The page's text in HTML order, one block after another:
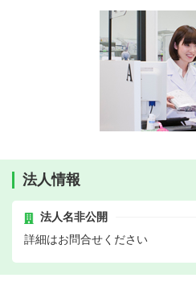
法人情報
法人名非公開
詳細はお問合せください